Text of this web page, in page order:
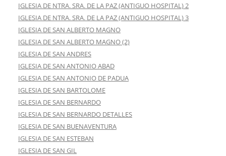
IGLESIA DE NTRA. SRA. DE LA PAZ (ANTIGUO HOSPITAL) 2
IGLESIA DE NTRA. SRA. DE LA PAZ (ANTIGUO HOSPITAL) 3
IGLESIA DE SAN ALBERTO MAGNO
IGLESIA DE SAN ALBERTO MAGNO (2)
IGLESIA DE SAN ANDRES
IGLESIA DE SAN ANTONIO ABAD
IGLESIA DE SAN ANTONIO DE PADUA
IGLESIA DE SAN BARTOLOME
IGLESIA DE SAN BERNARDO
IGLESIA DE SAN BERNARDO DETALLES
IGLESIA DE SAN BUENAVENTURA
IGLESIA DE SAN ESTEBAN
IGLESIA DE SAN GIL